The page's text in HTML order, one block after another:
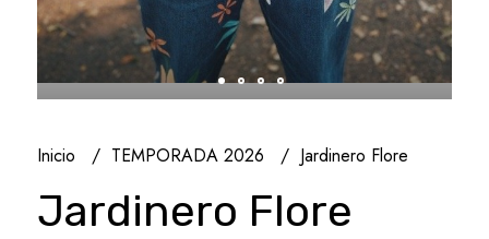
Inicio TEMPORADA 2026 Jardinero Flore
Jardinero Flore